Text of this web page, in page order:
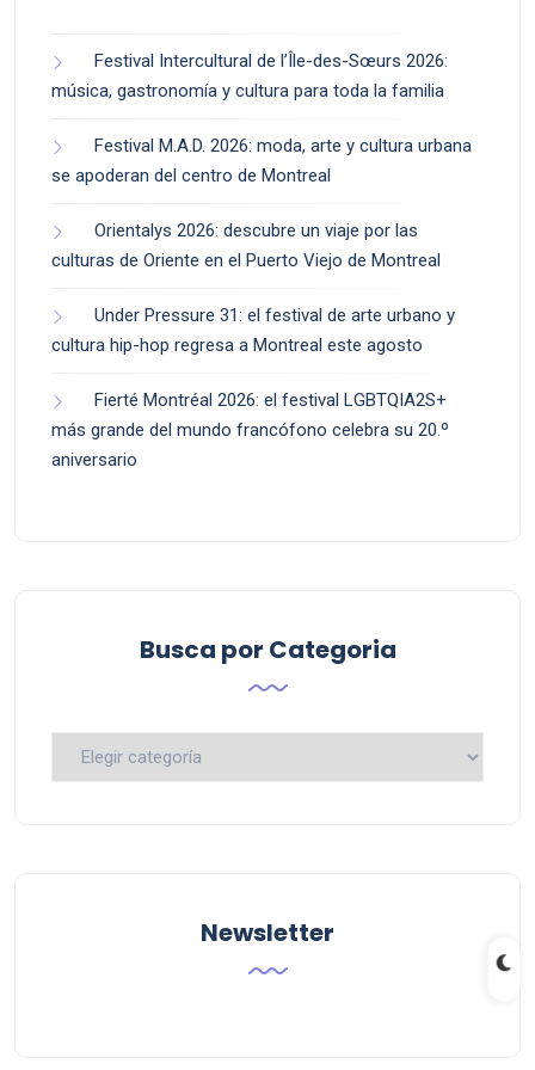
Festival Intercultural de l’Île-des-Sœurs 2026:
música, gastronomía y cultura para toda la familia
Festival M.A.D. 2026: moda, arte y cultura urbana
se apoderan del centro de Montreal
Orientalys 2026: descubre un viaje por las
culturas de Oriente en el Puerto Viejo de Montreal
Under Pressure 31: el festival de arte urbano y
cultura hip-hop regresa a Montreal este agosto
Fierté Montréal 2026: el festival LGBTQIA2S+
más grande del mundo francófono celebra su 20.º
aniversario
Busca por Categoria
Busca
Newsletter